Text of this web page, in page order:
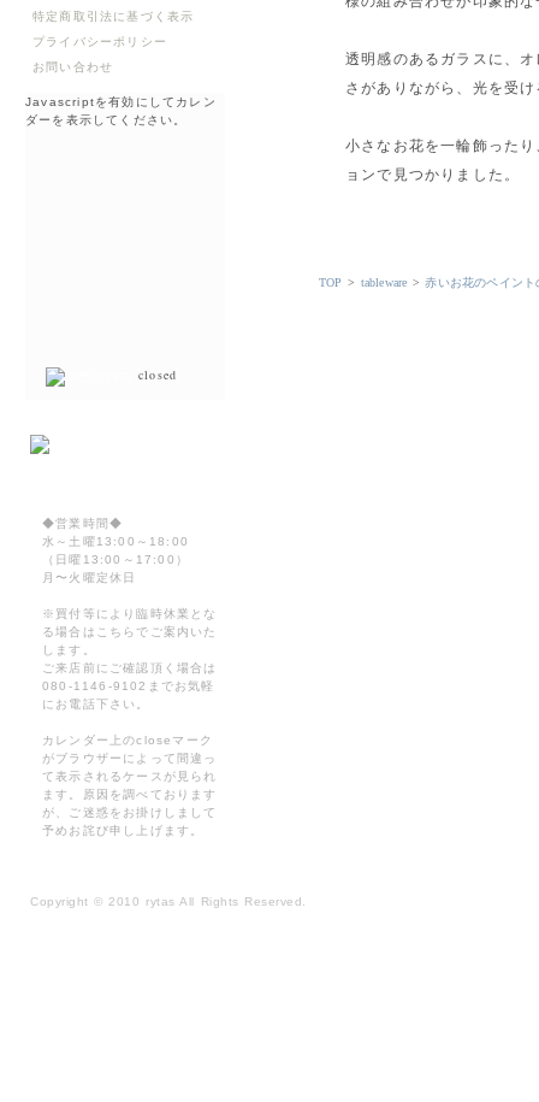
透明感のあるガラスに、
さがありながら、光を受
小さなお花を一輪飾った
ョンで見つかりました。
TOP > tableware >赤いお花のペイン
特定商取引法に基づく表示
プライバシーポリシー
お問い合わせ
Javascriptを有効にしてカレン
ダーを表示してください。
closed
◆営業時間◆
水～土曜13:00～18:00
（日曜13:00～17:00）
月〜火曜定休日
※買付等により臨時休業とな
る場合はこちらでご案内いた
します。
ご来店前にご確認頂く場合は
080-1146-9102までお気軽
にお電話下さい。
カレンダー上のcloseマーク
がブラウザーによって間違っ
て表示されるケースが見られ
ます。原因を調べております
が、ご迷惑をお掛けしまして
予めお詫び申し上げます。
Copyright© 2010 rytas All Rights Reserved.